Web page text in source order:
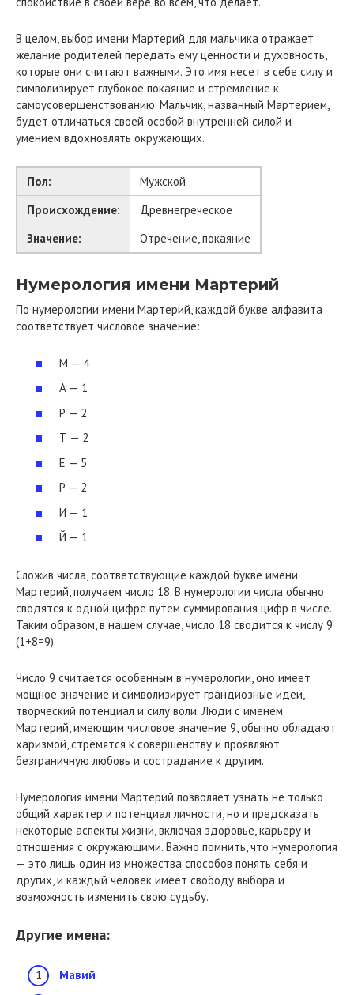
В целом, выбор имени Мартерий для мальчика отражает
желание родителей передать ему ценности и духовность,
которые они считают важными. Это имя несет в себе силу и
символизирует глубокое покаяние и стремление к
самоусовершенствованию. Мальчик, названный Мартерием,
будет отличаться своей особой внутренней силой и
умением вдохновлять окружающих.
Пол:
Мужской
Происхождение:
Древнегреческое
Значение:
Отречение, покаяние
Нумерология имени Мартерий
По нумерологии имени Мартерий, каждой букве алфавита
соответствует числовое значение:
М — 4
А — 1
Р — 2
Т — 2
Е — 5
Р — 2
И — 1
Й — 1
Сложив числа, соответствующие каждой букве имени
Мартерий, получаем число 18. В нумерологии числа обычно
сводятся к одной цифре путем суммирования цифр в числе.
Таким образом, в нашем случае, число 18 сводится к числу 9
(1+8=9).
Число 9 считается особенным в нумерологии, оно имеет
мощное значение и символизирует грандиозные идеи,
творческий потенциал и силу воли. Люди с именем
Мартерий, имеющим числовое значение 9, обычно обладают
харизмой, стремятся к совершенству и проявляют
безграничную любовь и сострадание к другим.
Нумерология имени Мартерий позволяет узнать не только
общий характер и потенциал личности, но и предсказать
некоторые аспекты жизни, включая здоровье, карьеру и
отношения с окружающими. Важно помнить, что нумерология
— это лишь один из множества способов понять себя и
других, и каждый человек имеет свободу выбора и
возможность изменить свою судьбу.
Другие имена:
Мавий